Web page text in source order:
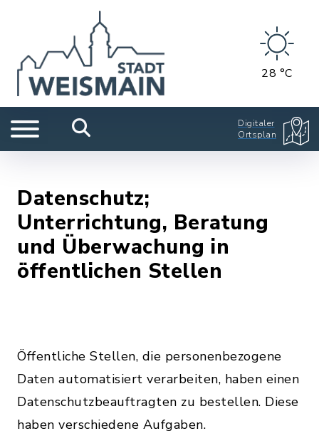
28 °C
Digitaler
Ortsplan
Datenschutz;
Unterrichtung, Beratung
und Überwachung in
öffentlichen Stellen
Öffentliche Stellen, die personenbezogene
Daten automatisiert verarbeiten, haben einen
Datenschutzbeauftragten zu bestellen. Diese
haben verschiedene Aufgaben.